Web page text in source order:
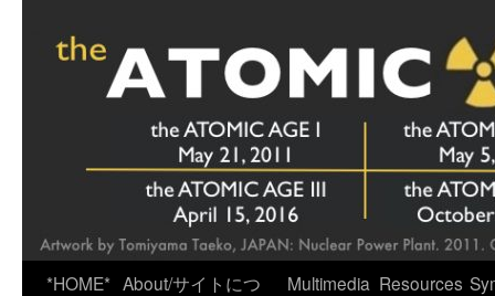
*HOME* About/サイトにつ
Multimedia Resources